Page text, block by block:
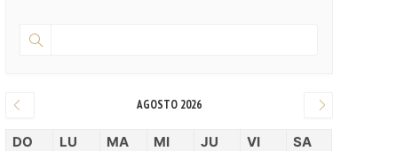
AGOSTO 2026
DO LU MA MI JU VI SA